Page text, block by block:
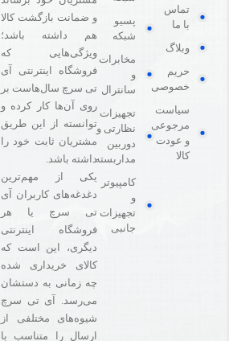
تماس
با ما
وبلاگ
حریم
خصوصی
سیاست
مرجوعی
و عودت
کالا
پسیو
شبکه
مخابرات
و
سانترال
تجهیزات
نظارتی و
دوربین
مداربسته
کامپیوتر
و
تجهیزات
جانبی
و ضمانت بازگشت کالا
هم داشته باشد؛
ویژگی‌هایی که
فروشگاه اینترنتی آی
تی سرچ سال‌هاست بر
روی آن‌ها کار کرده و
توانسته از این طریق
مشتریان ثابت خود را
داشته باشد.
یکی از مهم‌ترین
دغدغه‌های کاربران آی
تی سرچ یا هر
فروشگاه‌ اینترنتی
دیگری، این است که
کالای خریداری شده
چه زمانی به دستشان
می‌رسد. آی تی سرچ
شیوه‌های مختلفی از
ارسال را متناسب با